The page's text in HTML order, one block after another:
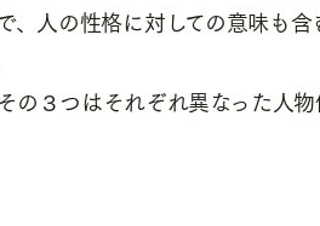
、人の性格に対しての意味
の３つはそれぞれ異なった人